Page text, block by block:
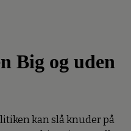
Big og uden
kan slå knuder på